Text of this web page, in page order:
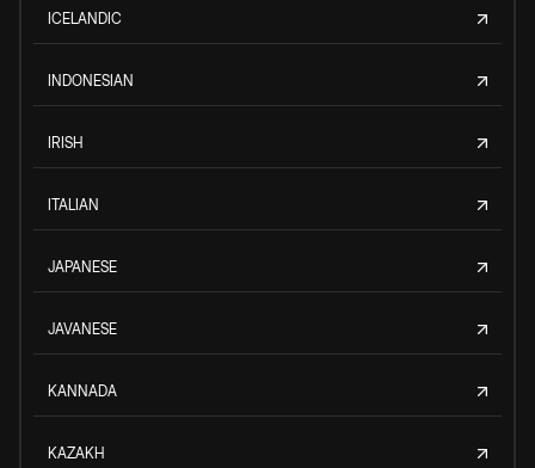
ICELANDIC
INDONESIAN
IRISH
ITALIAN
JAPANESE
JAVANESE
KANNADA
KAZAKH